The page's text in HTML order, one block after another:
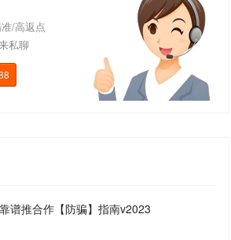
/高返点
私聊
谱推合作【防骗】指南v2023